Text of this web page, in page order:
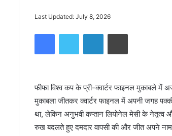
Last Updated: July 8, 2026
फीफा विश्व कप के प्री-क्वार्टर फाइनल मुकाबले में
मुकाबला जीतकर क्वार्टर फाइनल में अपनी जगह
था, लेकिन अनुभवी कप्तान लियोनेल मेसी के नेतृत्व
रुख बदलते हुए दमदार वापसी की और जीत अपने